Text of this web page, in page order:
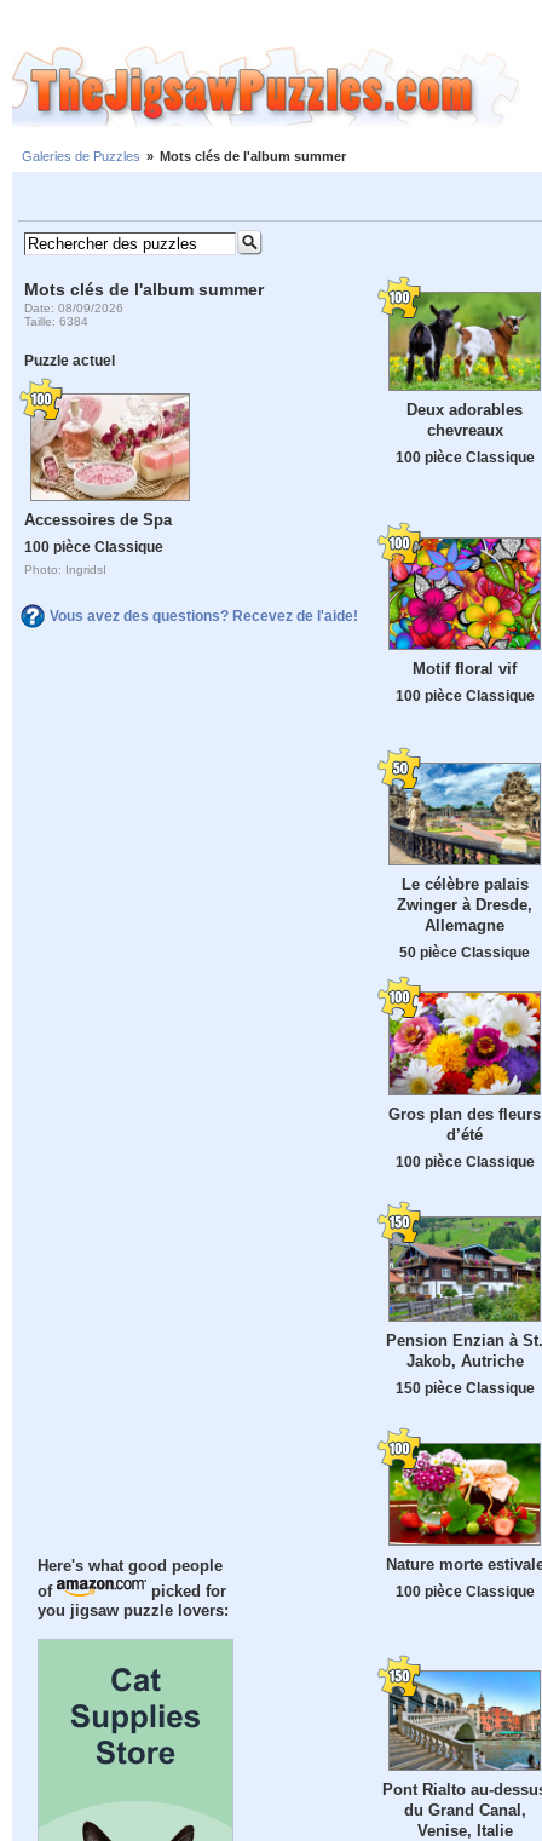
Galeries de Puzzles » Mots clés de l'album summer
Mots clés de l'album summer
Date: 08/09/2026
Taille: 6384
Puzzle actuel
Accessoires de Spa
100 pièce Classique
Photo: IngridsI
Vous avez des questions? Recevez de l'aide!
Here's what good people
of
picked for
you jigsaw puzzle lovers:
Deux adorables
chevreaux
100 pièce Classique
Motif floral vif
100 pièce Classique
Le célèbre palais
Zwinger à Dresde,
Allemagne
50 pièce Classique
Gros plan des fleurs
d’été
100 pièce Classique
Pension Enzian à St.
Jakob, Autriche
150 pièce Classique
Nature morte
100 pièce Classique
Pont Rialto au-
du Grand Canal,
Venise, Italie